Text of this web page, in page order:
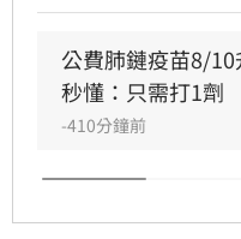
調，當年會議資料
要求原廠證明是為
蔣萬安則反駁資料
購攻防不斷，莊競
選擇性解讀資料混
廣泛關注與討論。
公費肺鏈疫苗8/10
秒懂：只需打1劑
-410分鐘前